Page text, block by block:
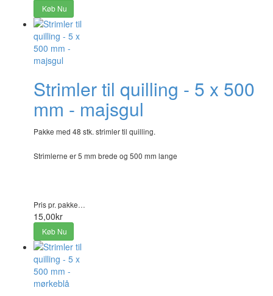
Køb Nu
Strimler til quilling - 5 x 500
mm - majsgul
Pakke med 48 stk. strimler til quilling.
Strimlerne er 5 mm brede og 500 mm lange
Pris pr. pakke…
15,00kr
Køb Nu